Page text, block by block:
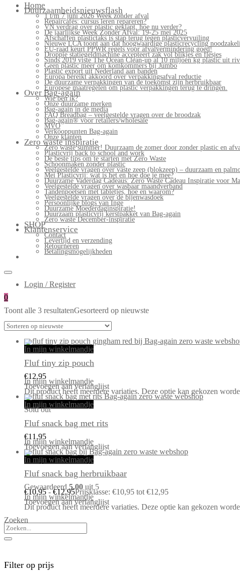
Home
Duurzaamheidsnieuwsflash
1 t/m 7 juni 2026 Week zonder afval
Repaircafés: cursus leren repareren?
VN verdrag over plastic geklapt, hoe nu verder?
De jaarlijkse Week Zonder Afval: 19-25 mei 2025
Afschaffen plastictaks is stap terug tegen plasticvervuiling
Nieuwe LCA toont aan dat hoogwaardige plasticrecycling
EU-raad keurt PPWR regels voor afvalvermindering goed!
Droppie statiegeldmachine accepteert zak vol blikjes en flesjes
Sinds 2019 viste The Ocean Clean-up al 10 miljoen kg plastic uit
Geen plastic meer om komkommers bij Jumbo
Plastic export uit Nederland aan banden
Europa bereikt akkoord over verpakkingsafval reductie
De duurzame verpakkingen van de toekomst zijn herbruikbaar
Europese maatregelen om plastic verpakkingen terug te dringen.
Over Bag-again
Wie ben ik?
Onze duurzame merken
Bag-again in de media
FAQ Breadbag – veelgestelde vragen over de broodzak
Bag-again® voor retailers/wholesale
MVO
Verkooppunten Bag-again
Onze klanten
Zero waste inspiratie
Zero waste summer! Duurzaam de zomer door zonder plastic en
Plasticvrij back to school and work
De beste tips om te starten met Zero Waste
Schoonmaken zonder plastic
Veelgestelde vragen over vaste zeep (blokzeep) – duurzaam en
Mei Plasticvrij: wat is het en hoe doe je mee?
Duurzame Vaderdag Cadeaus: Zero Waste Cadeau Inspiratie voor
Veelgestelde vragen over wasbaar maandverband
Tandenpoetsen met tabletjes, hoe en waarom?
Veelgestelde vragen over de bijenwasdoek
Persoonlijke blogs van Inge
Duurzame Moederdaginspiratie!
Duurzaam plasticvrij kerstpakket van Bag-again
Zero waste December-inspiratie
SHOP
Klantenservice
Contact
Levertijd en verzending
Retourneren
Betalingsmogelijkheden
Login / Register
0
Toont alle 3 resultatenGesorteerd op nieuwste
In mijn winkelmandje
Fluf tiny zip pouch
€12,95
In mijn winkelmandje
Toevoegen aan verlanglijst
Dit product heeft meerdere variaties. Deze optie kan gekozen
In mijn winkelmandje
Sold out
Fluf snack bag met rits
€11,95
In mijn winkelmandje
Toevoegen aan verlanglijst
In mijn winkelmandje
Fluf snack bag herbruikbaar
Gewaardeerd 5.00 uit 5
€10,95 - €12,95Prijsklasse: €10,95 tot €12,95
In mijn winkelmandje
Toevoegen aan verlanglijst
Dit product heeft meerdere variaties. Deze optie kan gekozen
Zoeken
Filter op prijs